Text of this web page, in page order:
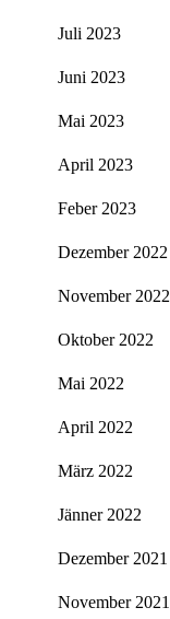
Juli 2023
Juni 2023
Mai 2023
April 2023
Feber 2023
Dezember 2022
November 2022
Oktober 2022
Mai 2022
April 2022
März 2022
Jänner 2022
Dezember 2021
November 2021